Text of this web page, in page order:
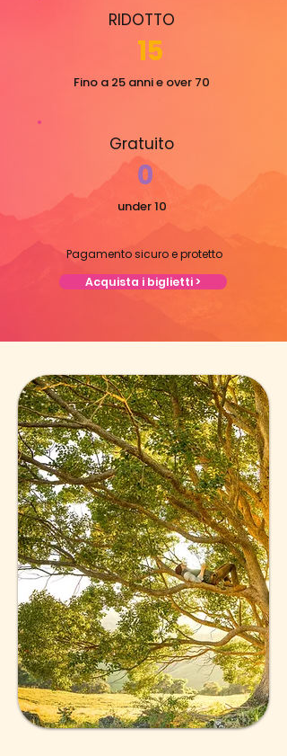
RIDOTTO
15
Fino a 25 anni e over 70
Gratuito
0
under 10
Pagamento sicuro e protetto
Acquista i biglietti >